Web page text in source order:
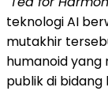
teknologi AI
mutakhir
humanoid
publik di bidang